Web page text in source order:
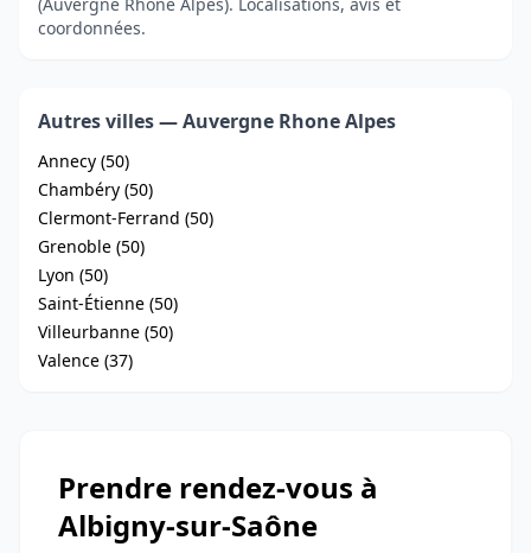
coordonnées.
Autres villes — Auvergne Rhone Alpes
Annecy (50)
Chambéry (50)
Clermont-Ferrand (50)
Grenoble (50)
Lyon (50)
Saint-Étienne (50)
Villeurbanne (50)
Valence (37)
Prendre rendez-vous à
Albigny-sur-Saône